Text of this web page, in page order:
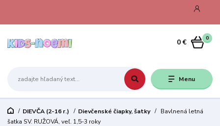
Menu
0
0 €
DIEVČA (2-16 r.) Dievčenské čiapky, šatky
Bavlnená letná
šatka SV. RUŽOVÁ, veľ. 1,5-3 roky